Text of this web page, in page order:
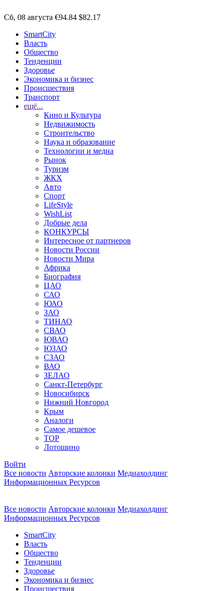
Сб, 08 августа €94.84 $82.17
SmartCity
Власть
Общество
Тенденции
Здоровье
Экономика и бизнес
Происшествия
Транспорт
ещё...
Кино и Культура
Недвижимость
Строительство
Наука и образование
Технологии и медиа
Рынок
Туризм
ЖКХ
Авто
Спорт
LifeStyle
WishList
Добрые дела
КОНКУРСЫ
Интересное от партнеров
Новости России
Новости Мира
Африка
Биография
ЦАО
САО
ЮАО
ЗАО
ТИНАО
СВАО
ЮВАО
ЮЗАО
СЗАО
ВАО
ЗЕЛАО
Санкт-Петербург
Новосибирск
Нижний Новгород
Крым
Аналоги
Самое дешевое
TOP
Лотошино
Войти
Все новости Авторские колонки Медиахолдинг
Информационных Ресурсов
Все новости Авторские колонки Медиахолдинг
Информационных Ресурсов
SmartCity
Власть
Общество
Тенденции
Здоровье
Экономика и бизнес
Происшествия